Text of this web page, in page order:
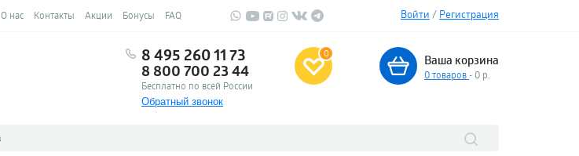
О нас Контакты Акции Бонусы FAQ Войти / Регистрация
8 495 260 11 73
8 800 700 23 44
Бесплатно по всей России
Обратный звонок
0 Ваша корзина
0товаров - 0 р.